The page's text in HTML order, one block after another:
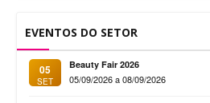
EVENTOS DO SETOR
05
SET
Beauty Fair 2026
05/09/2026 a 08/09/2026